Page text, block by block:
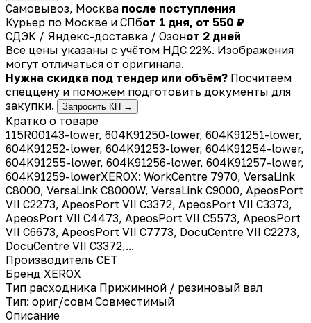
Самовывоз, Москва после поступления
Курьер по Москве и СПбот 1 дня, от 550 ₽
СДЭК / Яндекс-доставка / Озонот 2 дней
Все цены указаны с учётом НДС 22%. Изображения
могут отличаться от оригинала.
Нужна скидка под тендер или объём? Посчитаем
спеццену и поможем подготовить документы для
закупки.
Запросить КП →
Кратко о товаре
115R00143-lower, 604K91250-lower, 604K91251-lower,
604K91252-lower, 604K91253-lower, 604K91254-lower,
604K91255-lower, 604K91256-lower, 604K91257-lower,
604K91259-lowerXEROX: WorkCentre 7970, VersaLink
C8000, VersaLink C8000W, VersaLink C9000, ApeosPort
VII C2273, ApeosPort VII C3372, ApeosPort VII C3373,
ApeosPort VII C4473, ApeosPort VII C5573, ApeosPort
VII C6673, ApeosPort VII C7773, DocuCentre VII C2273,
DocuCentre VII C3372,...
Производитель CET
Бренд XEROX
Тип расходника Прижимной / резиновый вал
Тип: ориг/совм Совместимый
Описание